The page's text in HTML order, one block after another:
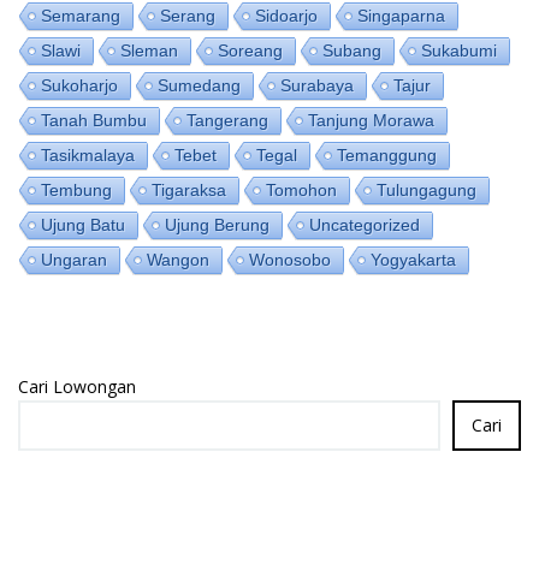
Semarang
Serang Sidoarjo
Singaparna
Slawi
Sleman Soreang Subang
Sukabumi
Sukoharjo
Sumedang Surabaya
Tajur
Tanah Bumbu
Tangerang
Tanjung Morawa
Tasikmalaya
Tebet Tegal
Temanggung
Tembung
Tigaraksa Tomohon
Tulungagung
Ujung Batu
Ujung Berung
Uncategorized
Ungaran
Wangon Wonosobo Yogyakarta
Cari Lowongan
Cari